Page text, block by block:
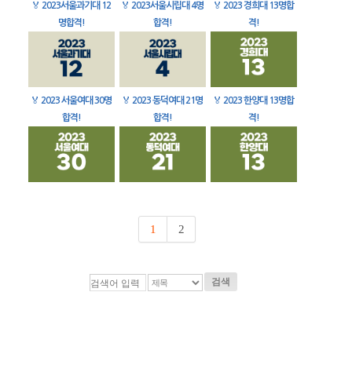
🏅 2023서울과기대 12
명합격!
🏅 2023서울시립대 4명
합격!
🏅 2023 경희대 13명합
격!
🏅 2023 서울여대 30명
합격!
🏅 2023 동덕여대 21명
합격!
🏅 2023 한양대 13명합
격!
1 2
검색